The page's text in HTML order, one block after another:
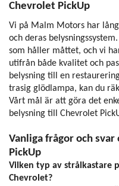
Chevrolet PickUp
Vi på Malm Motors har
och deras
som håller måttet, och vi
utifrån både kvalitet och
belysning till en
trasig glödlampa, kan du
Vårt mål är att göra det
belysning till Chevrolet
Vanliga frågor och
PickUp
Vilken typ av strålkastare
Chevrolet?